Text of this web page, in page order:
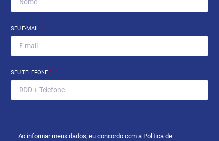
SEU E-MAIL*
SEU TELEFONE*
Ao informar meus dados, eu concordo com a Política de